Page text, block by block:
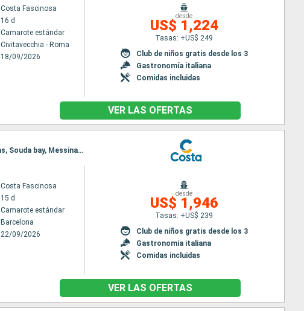
Costa Fascinosa
16 d
Camarote estándar
Civitavecchia - Roma
18/09/2026
desde
US$ 1,224
Tasas: +US$ 249
Club de niños gratis desde los 3
Gastronomía italiana
Comidas incluidas
VER LAS OFERTAS
Itinerario : Barcelona, Palma de Mallorca, La Valetta, Santoríni, Mykonos, El Pireo Atenas, Souda bay, Messina (estrecho), Civitavecchia - Roma, Savona, Barcelona
Costa Fascinosa
15 d
Camarote estándar
Barcelona
22/09/2026
desde
US$ 1,946
Tasas: +US$ 239
Club de niños gratis desde los 3
Gastronomía italiana
Comidas incluidas
VER LAS OFERTAS